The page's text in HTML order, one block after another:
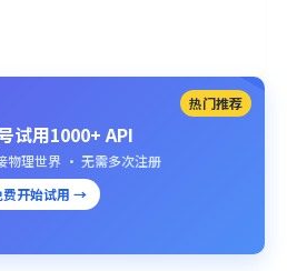
热门推荐
试用1000+ API
物理世界 · 无需多次注册
费开始试用 →